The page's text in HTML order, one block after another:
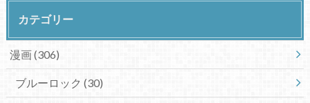
カテゴリー
漫画(306)
ブルーロック (30)